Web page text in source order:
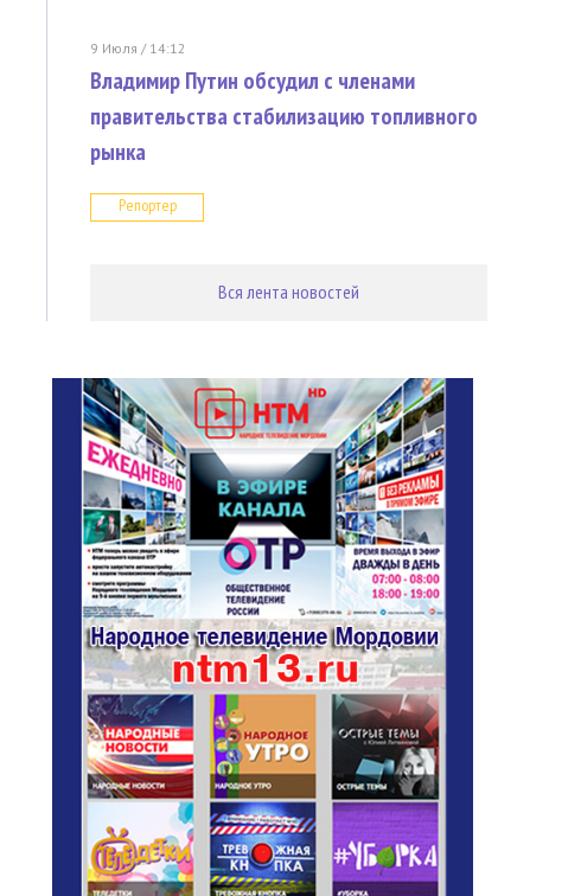
9 Июля / 14:12
Владимир Путин обсудил с членами
правительства стабилизацию топливного
рынка
Репортер
Вся лента новостей